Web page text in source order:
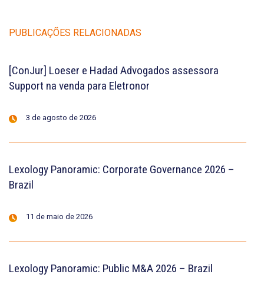
PUBLICAÇÕES RELACIONADAS
[ConJur] Loeser e Hadad Advogados assessora
Support na venda para Eletronor
3 de agosto de 2026
Lexology Panoramic: Corporate Governance 2026 –
Brazil
11 de maio de 2026
Lexology Panoramic: Public M&A 2026 – Brazil